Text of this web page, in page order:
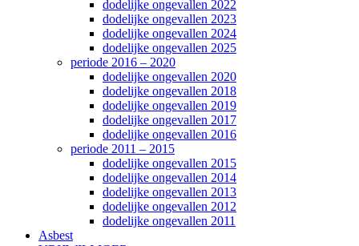
dodelijke ongevallen 2022
dodelijke ongevallen 2023
dodelijke ongevallen 2024
dodelijke ongevallen 2025
periode 2016 – 2020
dodelijke ongevallen 2020
dodelijke ongevallen 2018
dodelijke ongevallen 2019
dodelijke ongevallen 2017
dodelijke ongevallen 2016
periode 2011 – 2015
dodelijke ongevallen 2015
dodelijke ongevallen 2014
dodelijke ongevallen 2013
dodelijke ongevallen 2012
dodelijke ongevallen 2011
Asbest